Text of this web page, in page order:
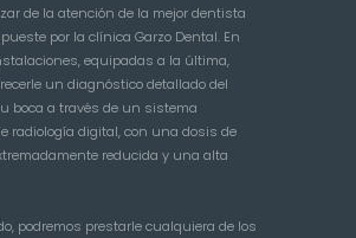
de la atención de la mejor dentista
por la clínica Garzo Dental. En
equipadas a la última,
un diagnóstico detallado del
boca a través de un sistema
radiología digital, con una dosis de
reducida y una alta
podremos prestarle cualquiera de los